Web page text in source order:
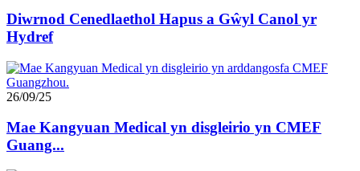
Diwrnod Cenedlaethol Hapus a Gŵyl Canol yr
Hydref
26/09/25
Mae Kangyuan Medical yn disgleirio yn CMEF
Guang...